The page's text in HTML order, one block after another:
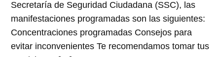
Secretaría de Seguridad Ciudadana (SSC), las
manifestaciones programadas son las siguientes:
Concentraciones programadas Consejos para
evitar inconvenientes Te recomendamos tomar tus